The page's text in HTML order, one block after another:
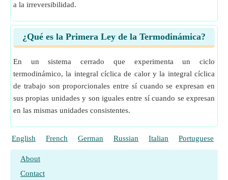
a la irreversibilidad.
¿Qué es la Primera Ley de la Termodinámica?
En un sistema cerrado que experimenta un ciclo
termodinámico, la integral cíclica de calor y la integral cíclica
de trabajo son proporcionales entre sí cuando se expresan en
sus propias unidades y son iguales entre sí cuando se expresan
en las mismas unidades consistentes.
English French German Russian Italian Portuguese
About
Contact